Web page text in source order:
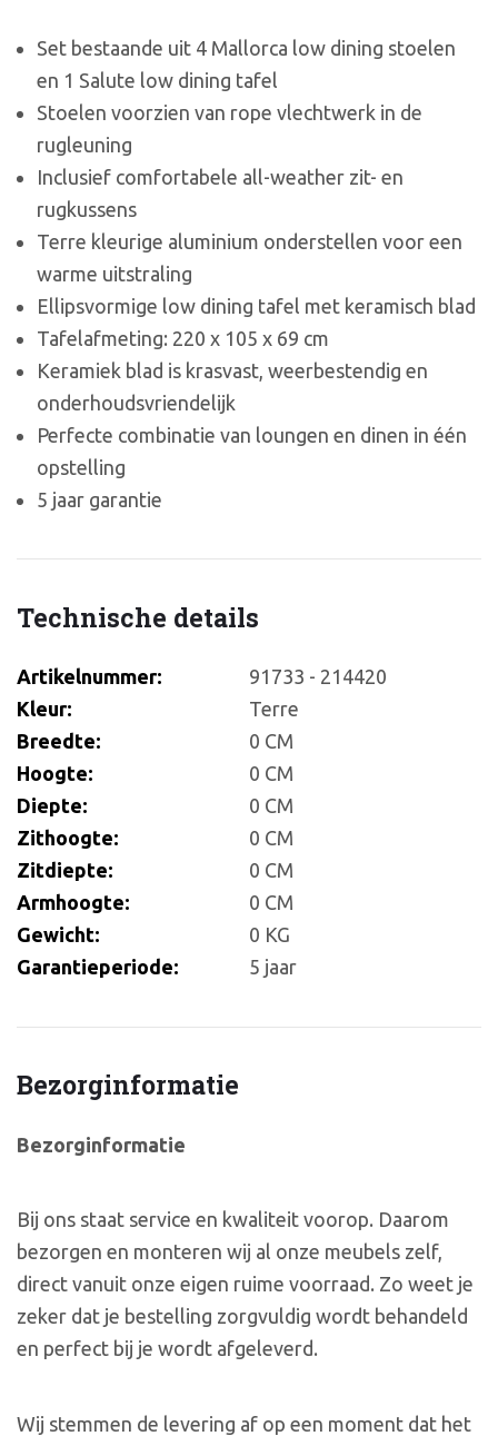
Set bestaande uit 4 Mallorca low dining stoelen
en 1 Salute low dining tafel
Stoelen voorzien van rope vlechtwerk in de
rugleuning
Inclusief comfortabele all-weather zit- en
rugkussens
Terre kleurige aluminium onderstellen voor een
warme uitstraling
Ellipsvormige low dining tafel met keramisch blad
Tafelafmeting: 220 x 105 x 69 cm
Keramiek blad is krasvast, weerbestendig en
onderhoudsvriendelijk
Perfecte combinatie van loungen en dinen in één
opstelling
5 jaar garantie
Technische details
Artikelnummer:
91733 - 214420
Kleur:
Terre
Breedte:
0 CM
Hoogte:
0 CM
Diepte:
0 CM
Zithoogte:
0 CM
Zitdiepte:
0 CM
Armhoogte:
0 CM
Gewicht:
0 KG
Garantieperiode:
5 jaar
Bezorginformatie
Bezorginformatie
Bij ons staat service en kwaliteit voorop. Daarom
bezorgen en monteren wij al onze meubels zelf,
direct vanuit onze eigen ruime voorraad. Zo weet je
zeker dat je bestelling zorgvuldig wordt behandeld
en perfect bij je wordt afgeleverd.
Wij stemmen de levering af op een moment dat het